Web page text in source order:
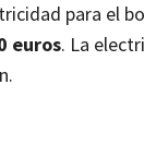
para el
euros. La